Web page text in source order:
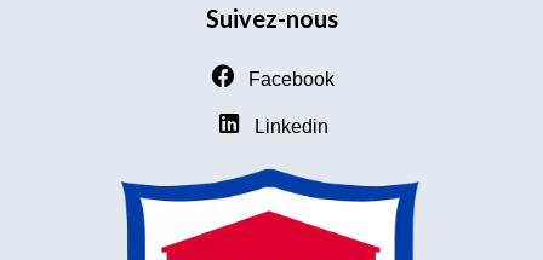
Suivez-nous
Facebook
Linkedin